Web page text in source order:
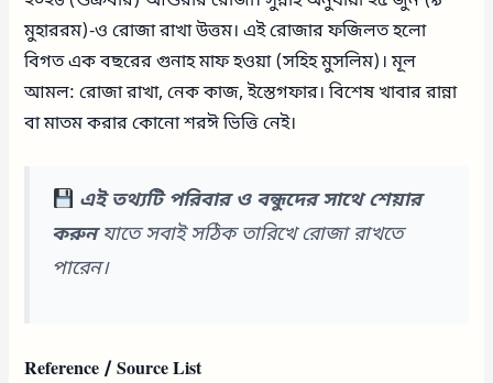
মুহাররম)-ও রোজা রাখা উত্তম। এই রোজার ফজিলত হলো
বিগত এক বছরের গুনাহ মাফ হওয়া (সহিহ মুসলিম)। মূল
আমল: রোজা রাখা, নেক কাজ, ইস্তেগফার। বিশেষ খাবার রান্না
বা মাতম করার কোনো শরঈ ভিত্তি নেই।
এই তথ্যটি পরিবার ও বন্ধুদের সাথে শেয়ার
করুনযাতে সবাই সঠিক তারিখে রোজা রাখতে
পারেন।
Reference / Source List